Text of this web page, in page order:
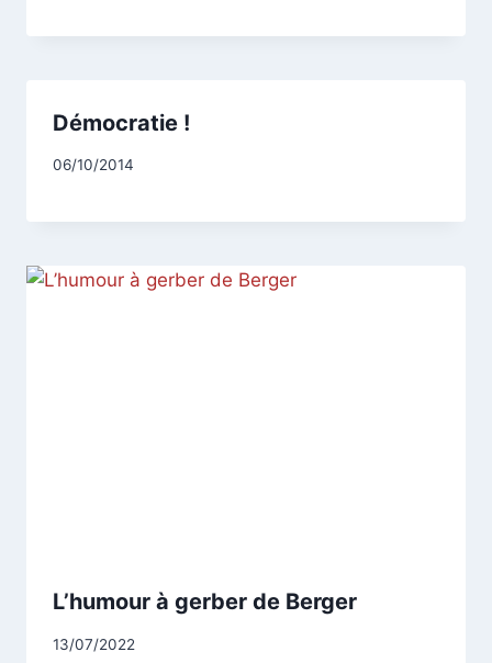
Démocratie !
Par
06/10/2014
L’humour à gerber de Berger
Par
13/07/2022